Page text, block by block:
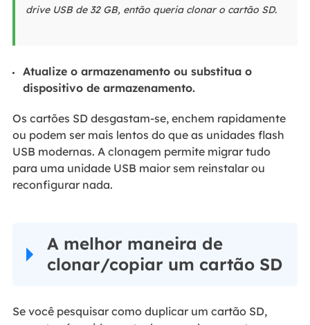
drive USB de 32 GB, então queria clonar o cartão SD.
Atualize o armazenamento ou substitua o
dispositivo de armazenamento.
Os cartões SD desgastam-se, enchem rapidamente
ou podem ser mais lentos do que as unidades flash
USB modernas. A clonagem permite migrar tudo
para uma unidade USB maior sem reinstalar ou
reconfigurar nada.
A melhor maneira de
clonar/copiar um cartão SD
Se você pesquisar como duplicar um cartão SD,